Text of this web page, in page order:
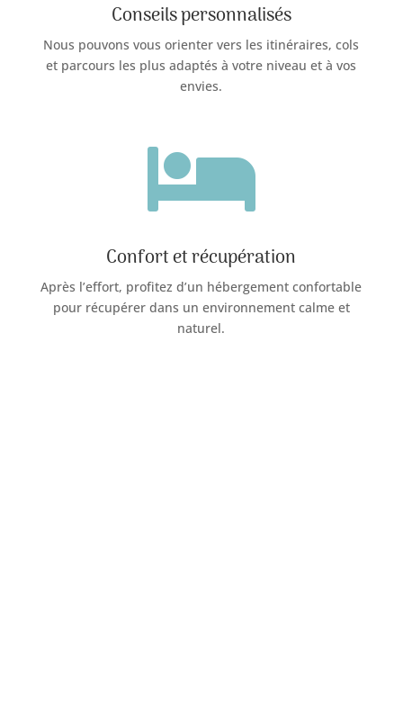
Conseils personnalisés
Nous pouvons vous orienter vers les itinéraires, cols
et parcours les plus adaptés à votre niveau et à vos
envies.

Confort et récupération
Après l’effort, profitez d’un hébergement confortable
pour récupérer dans un environnement calme et
naturel.